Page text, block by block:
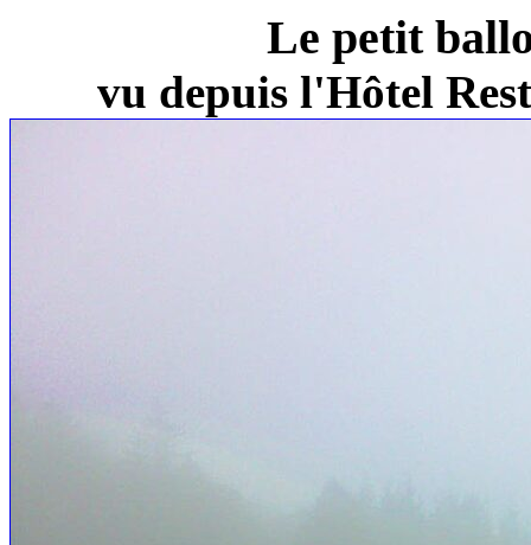
Le petit
vu depuis l'Hôtel